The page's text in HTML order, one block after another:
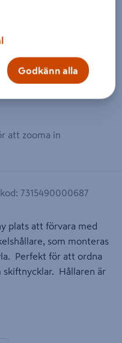
att zooma in
: 7315490000687
plats att förvara med
som monteras
Perfekt för att ordna
skiftnycklar. Hållaren är
Godkänn alla